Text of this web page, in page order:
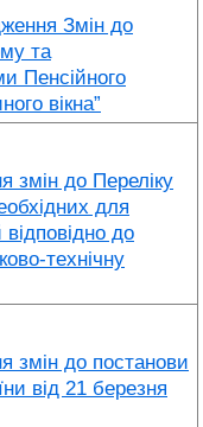
Змін до
та
Пенсійного
вікна”
змін до Переліку
для
до
технічну
змін до постанови
від 21 березня